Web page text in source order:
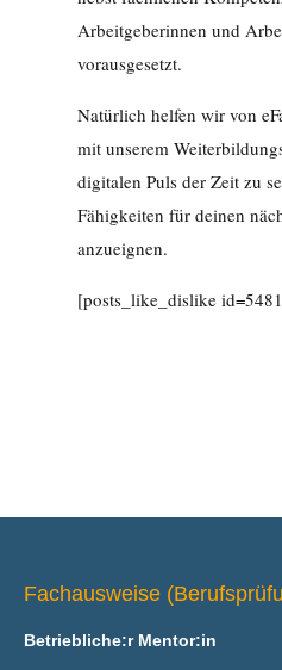
Arbeitgeberinnen und
vorausgesetzt.
Natürlich helfen wir von
mit unserem
digitalen Puls der Zeit zu
Fähigkeiten für deinen
anzueignen.
[posts_like_dislike
Fachausweise
Betriebliche:r Mentor:in